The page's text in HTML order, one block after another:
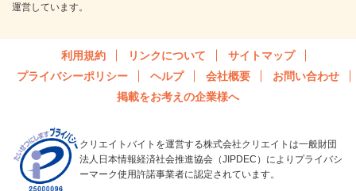
運営しています。
利用規約 リンクについて
サイトマップ
プライバシーポリシー
ヘルプ 会社概要
お問い合わせ
掲載をお考えの企業様へ
クリエイトバイトを運営する株式会社クリエイトは一般財団
法人日本情報経済社会推進協会（JIPDEC）によりプライバシ
ーマーク使用許諾事業者に認定されています。